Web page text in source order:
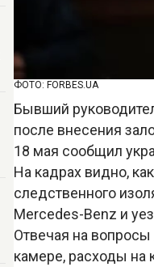
ФОТО: FORBES.UA
Бывший
после внесения
18 мая сообщил
На кадрах видно,
следственного
Mercedes-Benz и
Отвечая на
камере, расходы на